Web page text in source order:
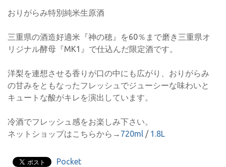
おりがらみ特別純米生原酒
三重県の酒造好適米『神の穂』を60％まで磨き三重県オ
リジナル酵母『MK1』で仕込んだ限定酒です。
洋梨を連想させる香りが口の中にも広がり、おりがらみ
の甘みをともなったフレッシュでジューシーな味わいと
キュートな酸がキレを演出しています。
冷酒でフレッシュ感をお楽しみ下さい。
ネットショップはこちらから→ 720ml / 1.8L
Pocket